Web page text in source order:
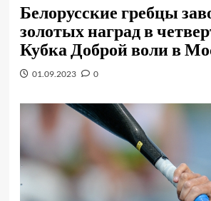
Белорусские гребцы
золотых наград в
Кубка Доброй воли в
01.09.2023 0